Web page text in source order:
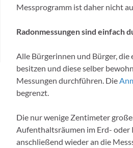
Messprogramm ist daher nicht
Radonmessungen sind einfach
Alle Bürgerinnen und Bürger,
besitzen und diese selber
Messungen durchführen. Die
begrenzt.
Die nur wenige Zentimeter
Aufenthaltsräumen im Erd- oder
anschließend wieder an die